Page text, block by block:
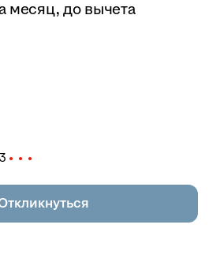
месяц, до вычета
3